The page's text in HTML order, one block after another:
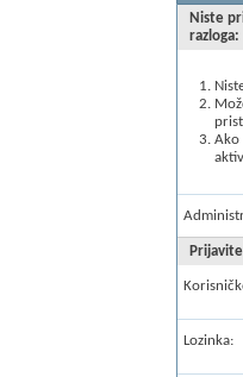
Niste
razloga:
Ako
Lozinka: